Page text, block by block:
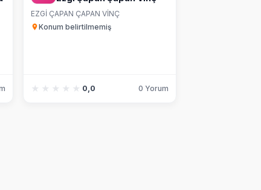
EZGİ ÇAPAN ÇAPAN VİNÇ
Konum belirtilmemiş
★★★★★
★★★★★ 0,0 0 Yorum